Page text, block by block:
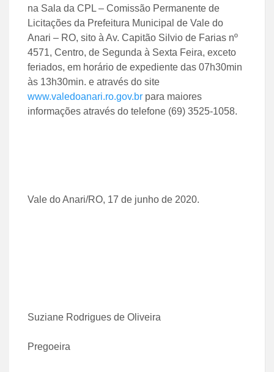
na Sala da CPL – Comissão Permanente de
Licitações da Prefeitura Municipal de Vale do
Anari – RO, sito à Av. Capitão Silvio de Farias nº
4571, Centro, de Segunda à Sexta Feira, exceto
feriados, em horário de expediente das 07h30min
às 13h30min. e através do site
www.valedoanari.ro.gov.br para maiores
informações através do telefone (69) 3525-1058.
Vale do Anari/RO, 17 de junho de 2020.
Suziane Rodrigues de Oliveira
Pregoeira